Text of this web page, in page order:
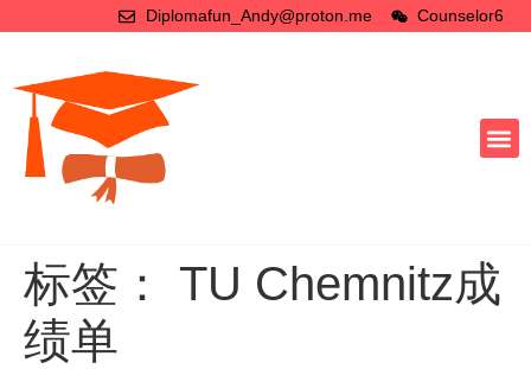
Diplomafun_Andy@proton.me Counselor6
标签： TU Chemnitz成
绩单